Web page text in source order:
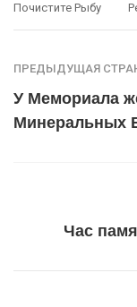
Почистите Рыбу
ПРЕДЫДУЩАЯ
У Мемориала
Минеральных
Час